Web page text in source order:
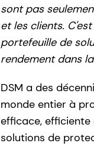
sont pas
et les clients.
portefeuille de
rendement dans
DSM a des
monde entier à
efficace, efficiente
solutions de